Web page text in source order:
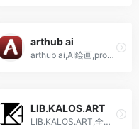
arthub ai
arthub ai,AI绘画,prompt提示词,生成艺术图片共享社区平台
LIB.KALOS.ART
LIB.KALOS.ART,全球最大的艺术家社区